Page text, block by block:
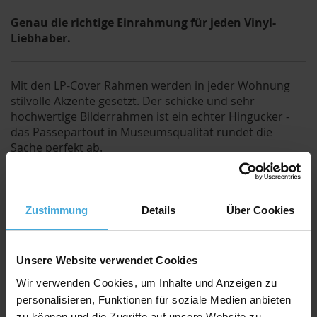
Zustimmung Details Über Cookies
Unsere Website verwendet Cookies
Wir verwenden Cookies, um Inhalte und Anzeigen zu
personalisieren, Funktionen für soziale Medien anbieten
Genau die richtige Einrahmung für jeden Vinyl-
Liebhaber.
Mit den LP-Cover Rahmen werden in jeder Wohnung
stilvolle Akzente gesetzt. Der schicke und sehr
hochwertige Bilderrahmen ist ein echter Hingucker -
das Passepartout in Museumsqualität rundet die
Sache perfekt ab.
Die einfache Montage und die langlebigen Spannfedern
auf der Rückseite machen das Wechseln der Cover zu
einem Kinderspiel. Auch wer seine Cover des Öfteren
Klammern auf der Rückseite, welche bei mehrmaligem
Spannfedern auch bei dem 50. Wechseln stabil und
halten ihre Form.